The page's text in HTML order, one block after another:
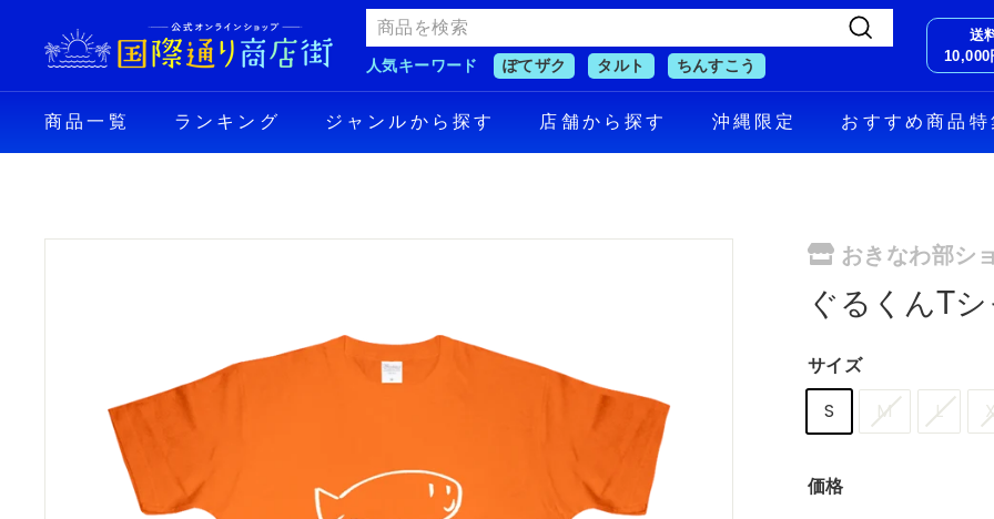
content
国
際
通
り
商
る
人気キーワード ぽてザク タルト ちんすこう
送
10,000
商品一覧 ランキング ジャンルから探す 店舗から探す 沖縄限定 おすすめ商品特
おきなわ部シ
ぐるくんT
サイズ
S M L
価格